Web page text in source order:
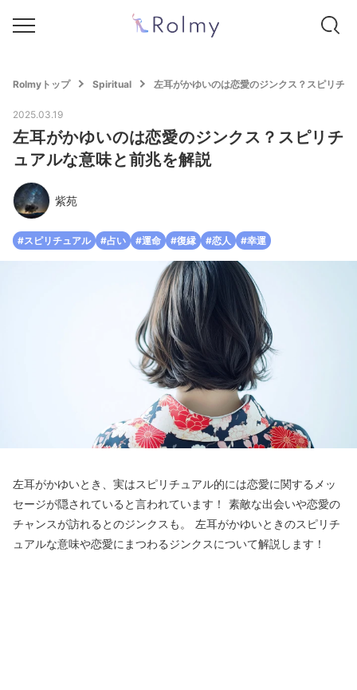
Rolmyトップ Spiritual 左耳がかゆいのは恋愛のジンクス？スピリチ
2025.03.19
左耳がかゆいのは恋愛のジンクス？スピリチ
ュアルな意味と前兆を解説
紫苑
#スピリチュアル #占い #運命 #復縁 #恋人 #幸運
左耳がかゆいとき、実はスピリチュアル的には恋愛に関するメッ
セージが隠されていると言われています！ 素敵な出会いや恋愛の
チャンスが訪れるとのジンクスも。 左耳がかゆいときのスピリチ
ュアルな意味や恋愛にまつわるジンクスについて解説します！